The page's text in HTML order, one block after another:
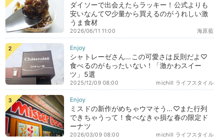
ダイソーで出会えたらラッキー！公式よりも
安いなんて♡少量から買えるのがうれしい激
うま食材
海原藍
2026/06/11 11:00
シャトレーゼさん…この可愛さは反則だよ♡
食べるのがもったいない！「激かわスイー
ツ」5選
michill ライフスタイル
2025/12/09 08:00
ミスドの新作がめちゃウマそう…♡また行列
できちゃうって！食べなきゃ損な春の限定ド
ーナツ
michill ライフスタイル
2026/03/09 08:00